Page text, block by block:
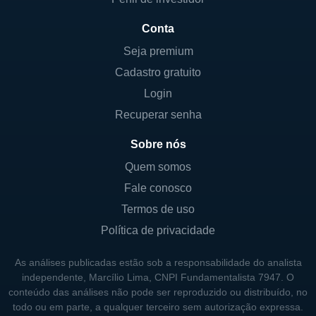
por suas características de resistência e
durabilidade; e Biociências, que foca em
saúde e nutrição. Essas áreas não só
demonstram a versatilidade da DuPont, mas
também a sua capacidade de se adaptar às
Cada uma dessas divisões não apenas gera
receita, mas também se esforça para
fornecer aos clientes soluções que são tanto
práticas quanto inovadoras. A ciência dos
áreas em que a DuPont investe
significativamente para garantir que seus
produtos não apenas atendam, mas
Conta
Seja premium
Cadastro gratuito
Login
Recuperar senha
Sobre nós
Quem somos
Fale conosco
Termos de uso
Política de privacidade
As análises publicadas estão sob a responsabilidade do analista
independente, Marcílio Lima, CNPI Fundamentalista 7947. O
conteúdo das análises não pode ser reproduzido ou distribuído, no
todo ou em parte, a qualquer terceiro sem autorização expressa.